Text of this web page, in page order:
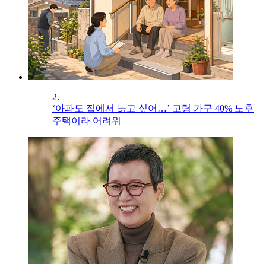
2.
‘아파도 집에서 늙고 싶어…’ 고령 가구 40% 노후
주택이라 어려워